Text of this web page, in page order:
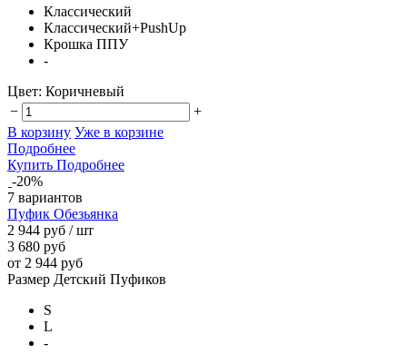
Классический
Классический+PushUp
Крошка ППУ
-
Цвет: Коричневый
−
+
В корзину Уже в корзине
Подробнее
Купить Подробнее
-20%
7 вариантов
Пуфик Обезьянка
2 944 руб / шт
3 680 руб
от 2 944 руб
Размер Детский Пуфиков
S
L
-